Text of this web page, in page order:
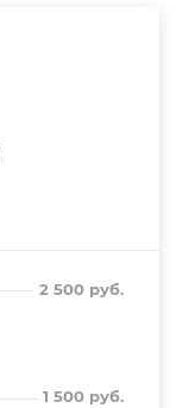
2 500 руб.
1 500 руб.